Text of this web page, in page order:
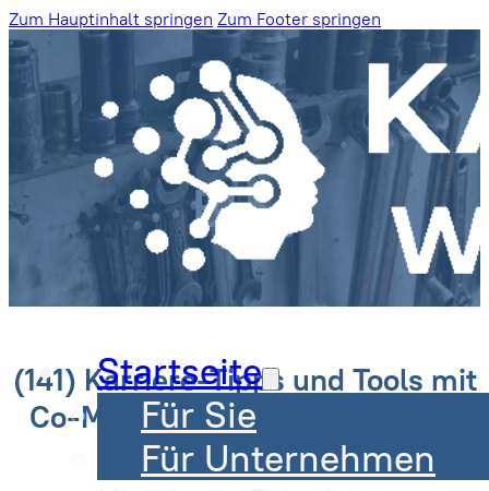
Zum Hauptinhalt springen Zum Footer springen
Startseite
Für Sie
Für Unternehmen
Blog
(141) Karriere-Tipps und Tools mit
Co-Moderator Marc Huybreghs
Peter Mörs | 6. November 2023